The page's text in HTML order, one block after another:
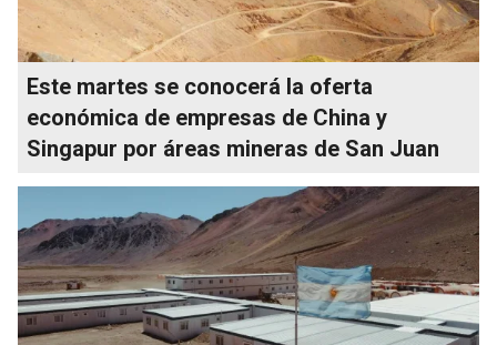
Este martes se conocerá la oferta
económica de empresas de China y
Singapur por áreas mineras de San Juan